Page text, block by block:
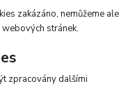
zakázáno, nemůžeme ale
stránek.
zpracovány dalšími